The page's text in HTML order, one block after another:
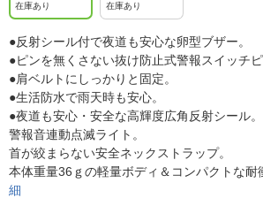
在庫あり 在庫あり
●反射シール付で夜道も安心な卵型ブザー。
●ピンを無くさない抜け防止式警報スイッチピ
●肩ベルトにしっかりと固定。
●生活防水で雨天時も安心。
●夜道も安心・安全な高輝度広角反射シール。
警報音連動点滅ライト。
首が絞まらない安全ネックストラップ。
本体重量36ｇの軽量ボディ＆コンパクトな
細